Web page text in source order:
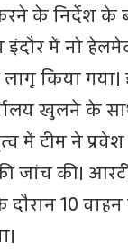
के निर्देश के
में नो
किया
खुलने के
में टीम ने प्रवेश
जांच की।
10